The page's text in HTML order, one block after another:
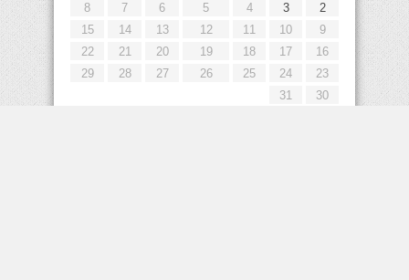
2
3
4
5
6
7
8
9
10
11
12
13
14
15
16
17
18
19
20
21
22
23
24
25
26
27
28
29
30
31